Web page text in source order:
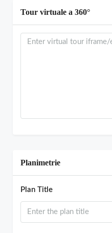
Tour virtuale a 360°
Planimetrie
Plan Title